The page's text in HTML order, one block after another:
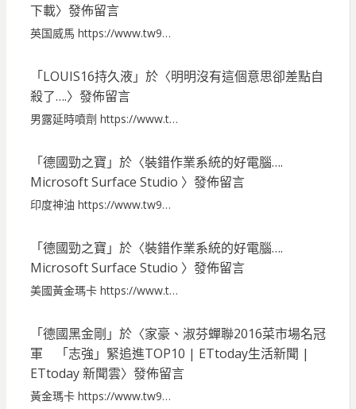
下載〉發佈留言
英国威馬 https://www.tw9…
「LOUIS16持久液」於〈明明沒有這個意思卻差點自
殺了….〉發佈留言
男露延時噴劑 https://www.t…
「德國勁之寶 」於〈裝錯作業系統的好電腦….
Microsoft Surface Studio 〉發佈留言
印度神油 https://www.tw9…
「德國勁之寶 」於〈裝錯作業系統的好電腦….
Microsoft Surface Studio 〉發佈留言
美國黃金瑪卡 https://www.t…
「德國黑金剛 」於〈家豪、淑芬蟬聯2016菜市場名冠
軍 「志強」緊追進TOP10 | ETtoday生活新聞 |
ETtoday 新聞雲〉發佈留言
黃金瑪卡 https://www.tw9…